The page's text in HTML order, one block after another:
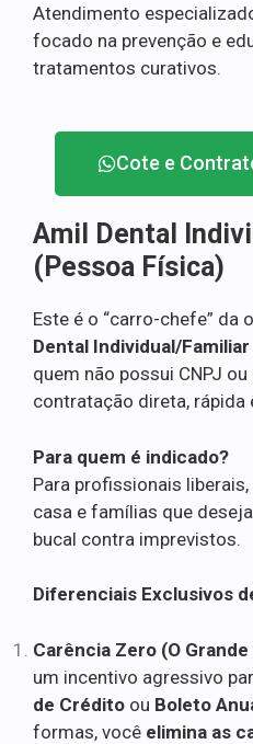
Atendimento
focado na prevenção e
tratamentos curativos.
Cote e
Amil Dental
(Pessoa Física)
Este é o “carro-chefe” da
Dental Individual/Familiar
quem não possui CNPJ
contratação direta, rápida
Para quem é indicado?
Para profissionais
casa e famílias que
bucal contra imprevistos.
Diferenciais Exclusivos
Carência Zero (O
um incentivo agressivo
de Crédito ou Boleto
formas, você elimina as